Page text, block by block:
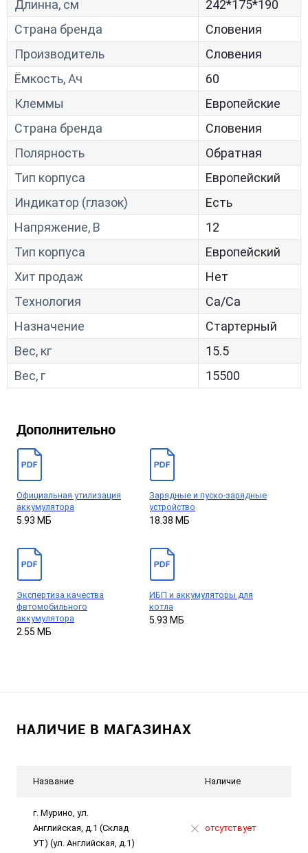
Длинна, см
242*175*190
Страна бренда
Словения
Производитель
Словения
Ёмкость, Ач
60
Клеммы
Европейские
Страна бренда
Словения
Полярность
Обратная
Тип корпуса
Европейский
Индикатор (глазок)
Есть
Напряжение, В
12
Тип корпуса
Европейский
Хит продаж
Нет
Технология
Са/Са
Назначение
Стартерный
Вес, кг
15.5
Вес, г
15500
Дополнительно
Официальная утилизация
аккумулятора
5.93 МБ
Зарядные и пуско-зарядные
устройство
18.38 МБ
Экспертиза качества
фвтомобильного
аккумулятора
2.55 МБ
ИБП и аккумуляторы для
котла
5.93 МБ
НАЛИЧИЕ В МАГАЗИНАХ
Название Наличие
г. Мурино, ул.
Английская, д.1 (Склад
УТ) (ул. Английская, д.1)
отсутствует